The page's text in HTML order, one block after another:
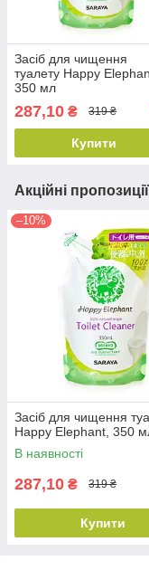
Засіб для чищення
туалету Happy
350 мл
287,10 ₴ 319 ₴
Купити
Акційні
–10%
Засіб для чищення
Happy Elephant, 350
В наявності
287,10 ₴ 319 ₴
Купити